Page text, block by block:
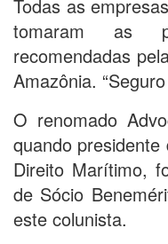
Todas as
tomaram as
recomendadas
Amazônia.
O renomado
quando
Direito Marítimo,
de Sócio
este colunista.